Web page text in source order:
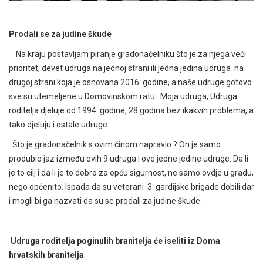
Prodali se za judine škude
Na kraju postavljam piranje gradonačelniku što je za njega veći
prioritet, devet udruga na jednoj strani ili jedna jedina udruga na
drugoj strani koja je osnovana 2016. godine, a naše udruge gotovo
sve su utemeljene u Domovinskom ratu. Moja udruga, Udruga
roditelja djeluje od 1994. godine, 28 godina bez ikakvih problema, a
tako djeluju i ostale udruge.
Što je gradonačelnik s ovim činom napravio ? On je samo
produbio jaz između ovih 9 udruga i ove jedne jedine udruge. Da li
je to cilj i da li je to dobro za opću sigurnost, ne samo ovdje u gradu,
nego općenito. Ispada da su veterani 3. gardijske brigade dobili dar
i mogli bi ga nazvati da su se prodali za judine škude.
Udruga roditelja poginulih branitelja će iseliti iz Doma
hrvatskih branitelja